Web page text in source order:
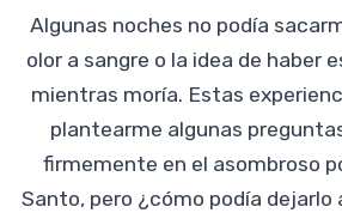
Algunas noches no podía
olor a sangre o la idea de haber
mientras moría. Estas
plantearme algunas
firmemente en el asombroso
Santo, pero ¿cómo podía